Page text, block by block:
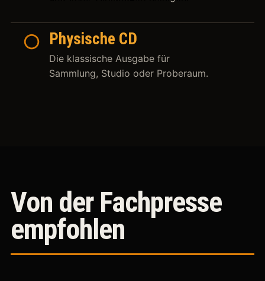
○ Physische CD
Die klassische Ausgabe für
Sammlung, Studio oder Proberaum.
Von der Fachpresse
empfohlen